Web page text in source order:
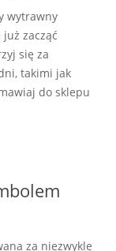
wytrawny
zacząć
się za
takimi jak
do sklepu
za niezwykle